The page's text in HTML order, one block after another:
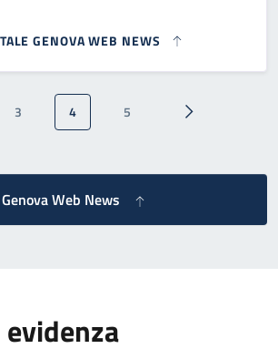
GENOVA WEB NEWS
Pagina
3 Pagina attuale
4 Pagina
5 Pagina
Genova Web News